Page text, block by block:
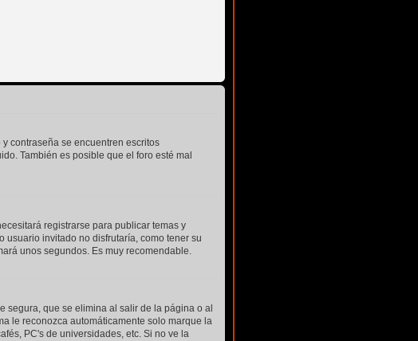
contraseña se encuentren escritos
También es posible que el foro esté mal
registrarse para publicar temas y
usuario invitado no disfrutaría, como tener su
unos segundos. Es muy recomendable.
segura, que se elimina al salir de la página o al
le reconozca automáticamente solo marque la
PC's de universidades, etc. Si no ve la